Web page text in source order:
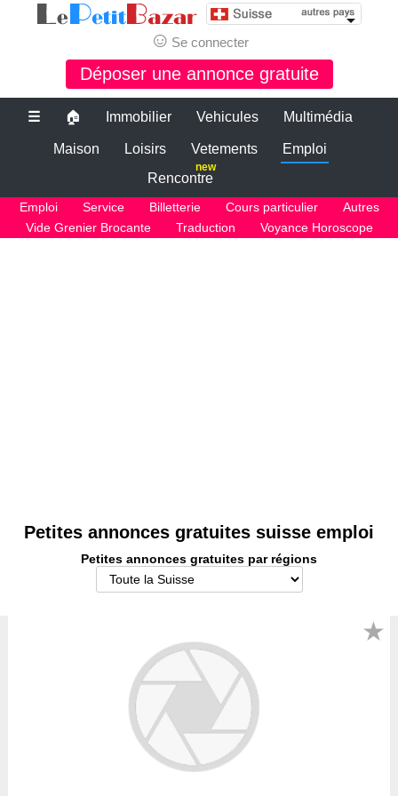
☺ Se connecter
Déposer une annonce gratuite
☰ 🏠 Immobilier Vehicules Multimédia
Maison Loisirs Vetements
Emploi
Rencontre
new
Emploi Service Billetterie Cours particulier
Autres
Vide Grenier Brocante
Traduction Voyance Horoscope
Petites annonces gratuites suisse emploi
Petites annonces gratuites par régions
★